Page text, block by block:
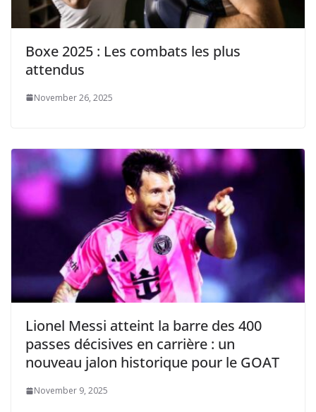
Boxe 2025 : Les combats les plus
attendus
November 26, 2025
Lionel Messi atteint la barre des 400
passes décisives en carrière : un
nouveau jalon historique pour le GOAT
November 9, 2025